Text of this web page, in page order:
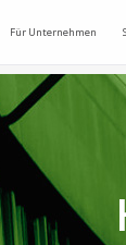
Für Unternehmen